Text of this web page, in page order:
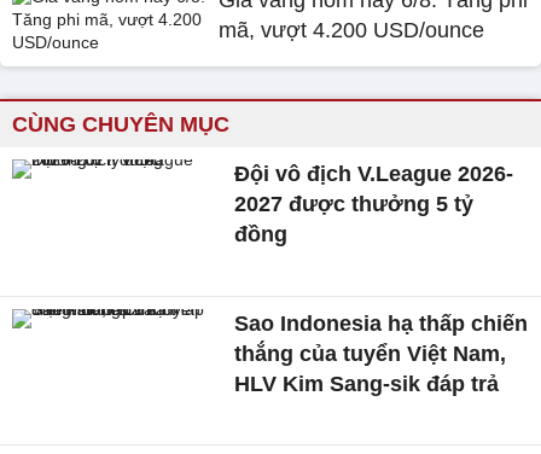
mã, vượt 4.200 USD/ounce
CÙNG CHUYÊN MỤC
Đội vô địch V.League 2026-
2027 được thưởng 5 tỷ
đồng
Sao Indonesia hạ thấp chiến
thắng của tuyển Việt Nam,
HLV Kim Sang-sik đáp trả